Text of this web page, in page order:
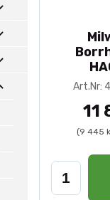
Art.Nr:
11
(9 445